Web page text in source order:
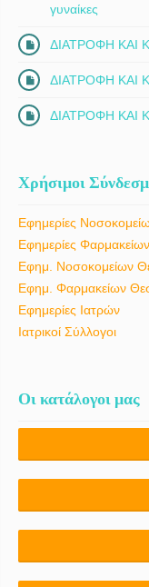
γυναίκες
ΔΙΑΤΡΟΦΗ ΚΑΙ
ΔΙΑΤΡΟΦΗ ΚΑΙ
ΔΙΑΤΡΟΦΗ ΚΑΙ
Χρήσιμοι
Εφημερίες
Εφημερίες Φαρμακείων
Εφημ. Νοσοκομείων
Εφημ. Φαρμακείων
Εφημερίες Ιατρών
Ιατρικοί Σύλλογοι
Οι κατάλογοι μας